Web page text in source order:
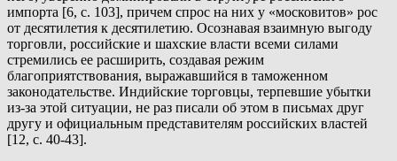
импорта [6, с. 103], причем спрос на них у «московитов» рос
от десятилетия к десятилетию. Осознавая взаимную выгоду
торговли, российские и шахские власти всеми силами
стремились ее расширить, создавая режим
благоприятствования, выражавшийся в таможенном
законодательстве. Индийские торговцы, терпевшие убытки
из-за этой ситуации, не раз писали об этом в письмах друг
другу и официальным представителям российских властей
[12, с. 40-43].